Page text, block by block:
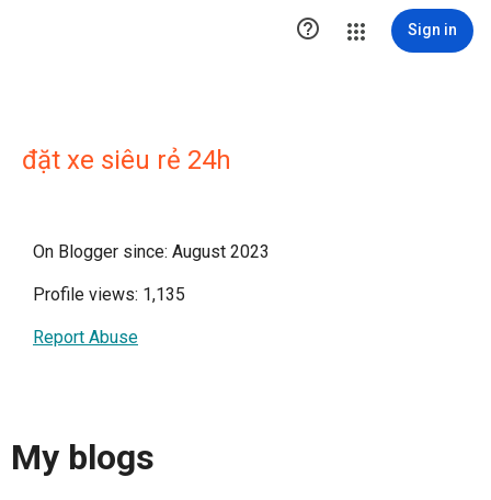
 Sign in
đặt xe siêu rẻ 24h
On Blogger since: August 2023
Profile views: 1,135
Report Abuse
My blogs